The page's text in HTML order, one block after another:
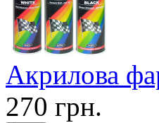
Акрилова
270 грн.